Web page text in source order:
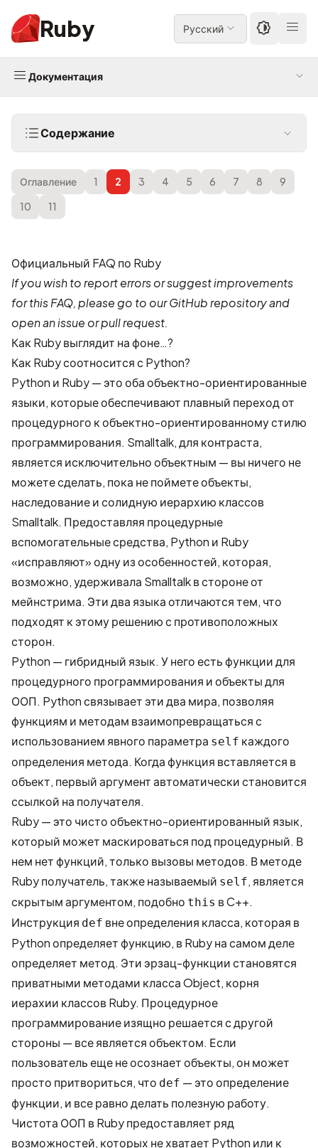
Ruby Русский
Документация
Содержание
Оглавление 1 2 3 4 5 6 7 8
9
10
11
Официальный FAQ по Ruby
If you wish to report errors or suggest improvements
for this FAQ, please go to ourGitHub repositoryand
open an issue or pull request.
Как Ruby выглядит на фоне…?
Как Ruby соотносится с Python?
Python и Ruby — это оба объектно-ориентированные
языки, которые обеспечивают плавный переход от
процедурного к объектно-ориентированному стилю
программирования. Smalltalk, для контраста,
является исключительно объектным — вы ничего не
можете сделать, пока не поймете объекты,
наследование и солидную иерархию классов
Smalltalk. Предоставляя процедурные
вспомогательные средства, Python и Ruby
«исправляют» одну из особенностей, которая,
возможно, удерживала Smalltalk в стороне от
мейнстрима. Эти два языка отличаются тем, что
подходят к этому решению с противоположных
сторон.
Python — гибридный язык. У него есть функции для
процедурного программирования и объекты для
ООП. Python связывает эти два мира, позволяя
функциям и методам взаимопревращаться с
использованием явного параметра self каждого
определения метода. Когда функция вставляется в
объект, первый аргумент автоматически становится
ссылкой на получателя.
Ruby — это чисто объектно-ориентированный язык,
который может маскироваться под процедурный. В
нем нет функций, только вызовы методов. В методе
Ruby получатель, также называемый self, является
скрытым аргументом, подобно this в C++.
Инструкция def вне определения класса, которая в
Python определяет функцию, в Ruby на самом деле
определяет метод. Эти эрзац-функции становятся
приватными методами класса Object, корня
иерахии классов Ruby. Процедурное
программирование изящно решается с другой
стороны — все является объектом. Если
пользователь еще не осознает объекты, он может
просто притвориться, что def — это определение
функции, и все равно делать полезную работу.
Чистота ООП в Ruby предоставляет ряд
возможностей, которых не хватает Python или к